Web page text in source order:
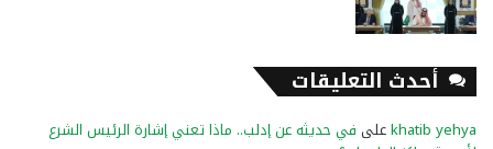
أحدث التعليقات
khatib yehyaعلى في حديثه عن إدلب.. ماذا تعني إشارة الرئيس الشرع